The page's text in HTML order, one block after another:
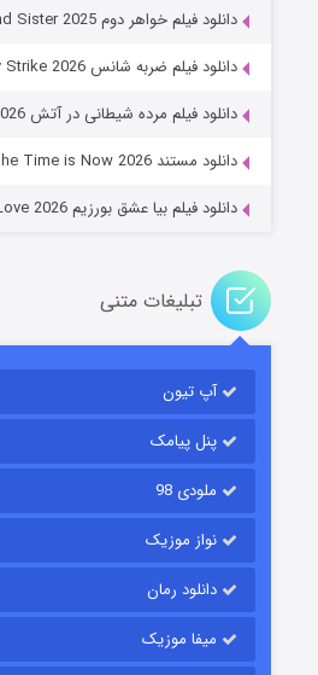
جادوگری در
باب اسفنجی فصل
قسمت۶ (زیرنویس)
دانلود فیلم خواهر دوم Second Sister 2025
دانلود فیلم ضربه شانس Lucky Strike 2026
دانلود فیلم مرده شیطانی در آتش Evil Dead Burn 2026
دانلود مستند Bukayo Saka: The Time is Now 2026
دانلود فیلم بیا عشق بورزیم Let’s Love 2026
تبلیغات متنی
آپ تیون
پنل پیامک
ملودی 98
نواز موزیک
دانلود رمان
میفا موزیک